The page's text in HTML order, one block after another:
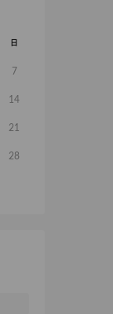
日
7
14
21
28